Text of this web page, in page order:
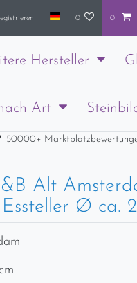
0 0
Hersteller
Art
50000+
Alt
Ø ca.